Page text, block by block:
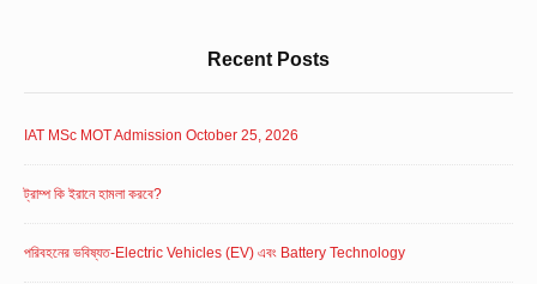
Recent Posts
IAT MSc MOT Admission October 25, 2026
ট্রাম্প কি ইরানে হামলা করবে?
পরিবহনের ভবিষ্যত-Electric Vehicles (EV) এবং Battery Technology